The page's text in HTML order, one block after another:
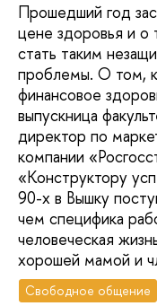
Прошедший год
цене здоровья и о
стать таким
проблемы. О том,
финансовое
выпускница
директор по
компании
«Конструктору
90-х в Вышку
чем специфика
человеческая
хорошей мамой и
Свободное общение